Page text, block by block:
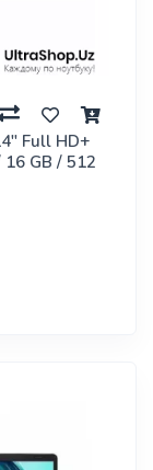
Full HD+
GB / 512